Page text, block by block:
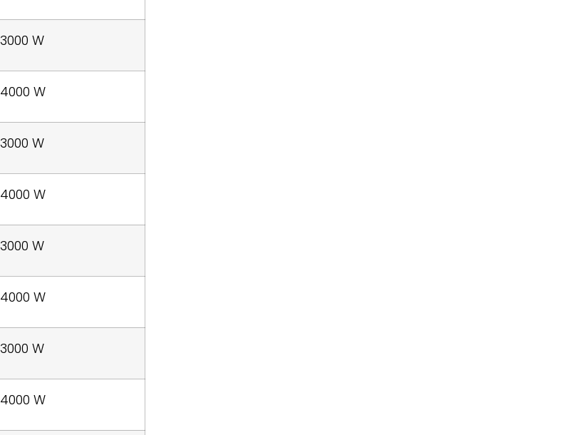
3000 W
4000 W
3000 W
4000 W
3000 W
4000 W
3000 W
4000 W